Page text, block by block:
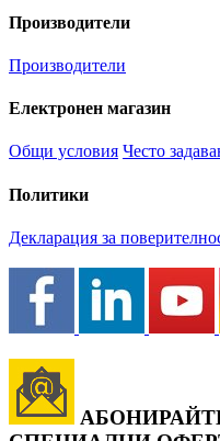
Производители
Производители
Електронен магазин
Общи условия Често
Политики
Декларация за